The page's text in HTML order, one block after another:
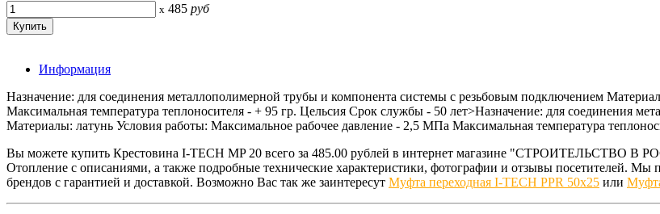
x 485 руб
Информация
Назначение: для соединения металлополимерной трубы и компонента системы с резьбовым подключением
Максимальная температура теплоносителя - + 95 гр. Цельсия Срок службы - 50 лет>Назначение: для соединения
Материалы: латунь Условия работы: Максимальное рабочее давление - 2,5 МПа Максимальная температура
Вы можете купить Крестовина I-TECH MP 20 всего за 485.00 рублей в интернет магазине "СТРОИТЕЛЬСТВО В
Отопление с описаниями, а также подробные технические характеристики, фотографии и отзывы посетителей.
брендов с гарантией и доставкой. Возможно Вас так же заинтересут Муфта переходная I-TECH PPR 50x25 или